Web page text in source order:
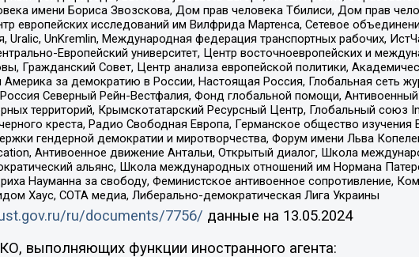
имени Бориса Звозскова, Дом прав человека Тбилиси, Дом прав
европейских исследований им Вилфрида Мартенса, Сетевое
Uralic, UnKremlin, Международная федерация транспортных рабочих,
Европейский университет, Центр восточноевропейских и
Гражданский Совет, Центр анализа европейской политики,
за демократию в России, Настоящая Россия, Глобальная сеть
Северный Рейн-Вестфалия, Фонд глобальной помощи,
территорий, Крымскотатарский Ресурсный Центр, Глобальный союз
креста, Радио Свободная Европа, Германское общество
гендерной демократии и миротворчества, Форум имени Льва
Антивоенное движение Антальи, Открытый диалог, Школа
альянс, Школа международных отношений им Нормана
Науманна за свободу, Феминистское антивоенное сопротивление,
Хаус, СОТА медиа, Либерально-демократическая Лига Украины
ru/documents/7756/ данные на 13.05.2024
выполняющих функции иностранного агента: